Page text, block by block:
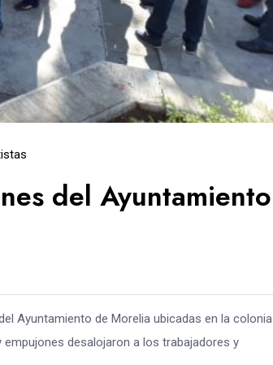
del Ayuntamiento
Ayuntamiento de Morelia ubicadas en la colonia
desalojaron a los trabajadores y